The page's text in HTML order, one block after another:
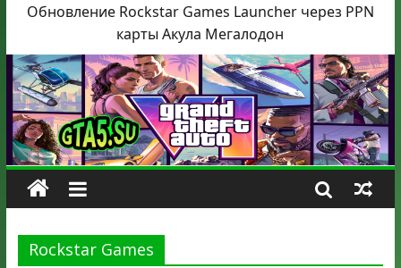
Обновление Rockstar Games Launcher через PPN
карты Акула Мегалодон
Rockstar Games